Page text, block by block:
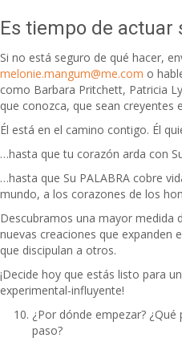
Es tiempo de actuar
Si no está seguro de qué hacer,
melonie.mangum@me.com o
como Barbara Pritchett, Patricia
que conozca, que sean creyentes
Él está en el camino contigo. Él
…hasta que tu corazón arda con
…hasta que Su PALABRA cobre
mundo, a los corazones de los
Descubramos una mayor medida
nuevas creaciones que
que discipulan a otros.
¡Decide hoy que estás listo para
experimental-influyente!
¿Por dónde empezar?
paso?